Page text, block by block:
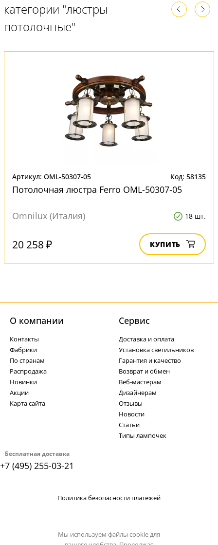
категории "люстры
потолочные"
Артикул: OML-50307-05 Код: 58135
Потолочная люстра Ferro OML-50307-05
Omnilux (Италия) 18 шт.
20 258 ₽ КУПИТЬ
Бесплатная доставка
+7 (495) 255-03-21
О компании
Контакты
Фабрики
По странам
Распродажа
Новинки
Акции
Карта сайта
Cервис
Доставка и оплата
Установка светильников
Гарантия и качество
Возврат и обмен
Веб-мастерам
Дизайнерам
Отзывы
Новости
Статьи
Типы лампочек
Политика безопасности платежей
Мы используем файлы cookie для